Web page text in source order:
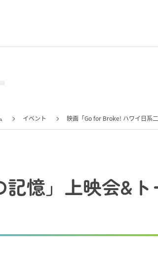
イベント 映画「Go for Broke! ハワイ日系
憶」上映会&ト